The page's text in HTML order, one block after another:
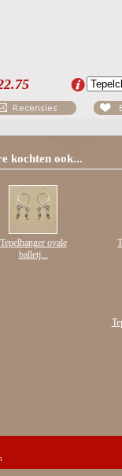
kochten ook...
Tepelhanger ovale
balletj...